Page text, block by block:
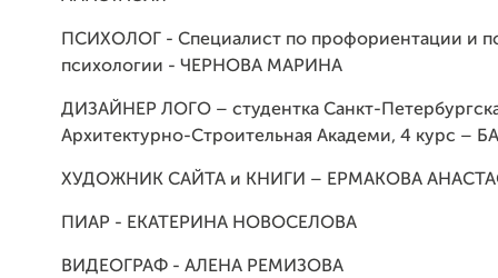
ПСИХОЛОГ - Специалист по профориентации и
психологии - ЧЕРНОВА МАРИНА
ДИЗАЙНЕР ЛОГО – студентка Санкт-
Архитектурно-Строительная Академи, 4 курс –
ХУДОЖНИК САЙТА и КНИГИ – ЕРМАКОВА
ПИАР - ЕКАТЕРИНА НОВОСЕЛОВА
ВИДЕОГРАФ - АЛЕНА РЕМИЗОВА